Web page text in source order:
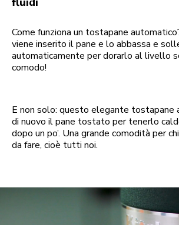
Come funziona un tostapane
viene inserito il pane e lo abbassa e
automaticamente per dorarlo al livello
comodo!
E non solo: questo elegante tostapane
di nuovo il pane tostato per tenerlo
dopo un po’. Una grande comodità per
da fare, cioè tutti noi.